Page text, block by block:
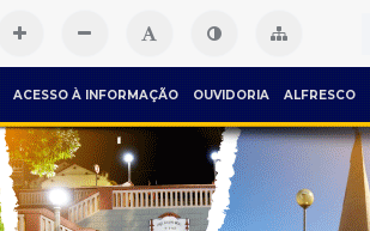
ACESSO À INFORMAÇÃO OUVIDORIA ALFRESCO